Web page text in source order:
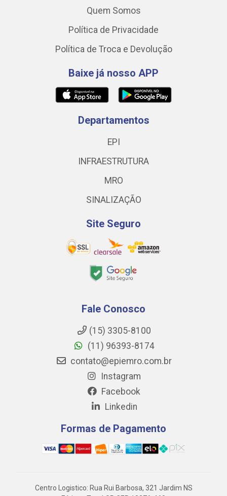
Quem Somos
Política de Privacidade
Política de Troca e Devolução
Baixe já nosso APP
Departamentos
EPI
INFRAESTRUTURA
MRO
SINALIZAÇÃO
Site Seguro
Fale Conosco
(15) 3305-8100
(11) 96393-8174
contato@epiemro.com.br
Instagram
Facebook
Linkedin
Formas de Pagamento
Centro Logistico: Rua Rui Barbosa, 321 Jardim NS